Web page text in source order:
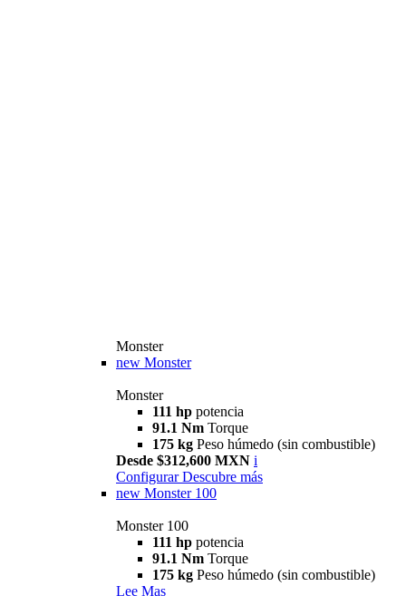
Monster
new Monster
Monster
111 hp potencia
91.1 Nm Torque
175 kg Peso húmedo (sin combustible)
Desde $312,600 MXN i
Configurar Descubre más
new Monster 100
Monster 100
111 hp potencia
91.1 Nm Torque
175 kg Peso húmedo (sin combustible)
Lee Mas